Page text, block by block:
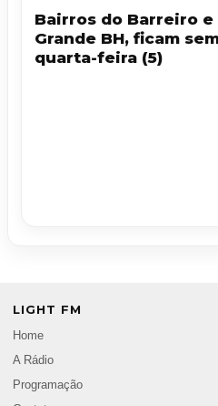
Bairros do Barreiro
Grande BH, ficam
quarta-feira (5)
LIGHT FM
Home
A Rádio
Programação